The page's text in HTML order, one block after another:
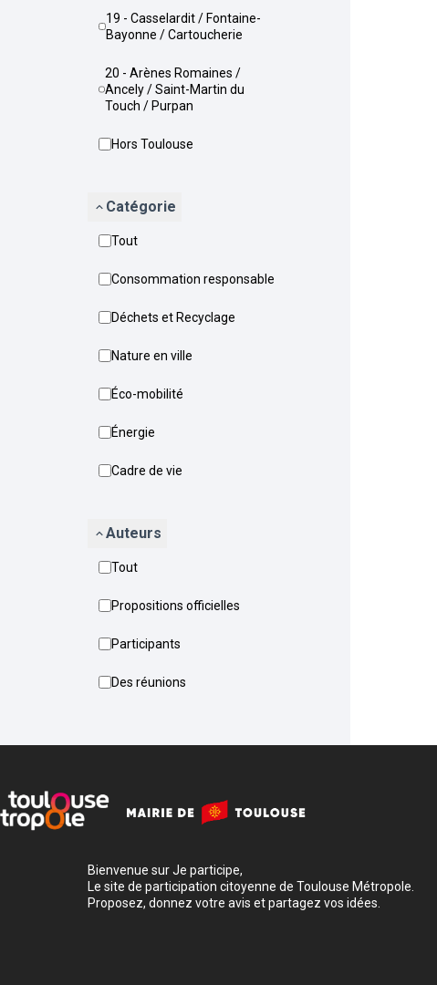
19 - Casselardit / Fontaine-
Bayonne / Cartoucherie
20 - Arènes Romaines /
Ancely / Saint-Martin du
Touch / Purpan
Hors Toulouse
Catégorie
Tout
Consommation responsable
Déchets et Recyclage
Nature en ville
Éco-mobilité
Énergie
Cadre de vie
Auteurs
Tout
Propositions officielles
Participants
Des réunions
Bienvenue sur Je participe,
Le site de participation citoyenne de Toulouse Métropole.
Proposez, donnez votre avis et partagez vos idées.